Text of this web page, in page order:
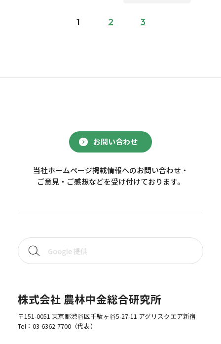
1 2 3
お問い合わせ
当社ホームページ掲載情報へのお問い合わせ・
ご意見・ご感想などを受け付けております。
株式会社 農林中金総合研究所
〒151-0051 東京都渋谷区千駄ヶ谷5-27-11 アグリスクエア新宿
Tel： 03-6362-7700（代表）